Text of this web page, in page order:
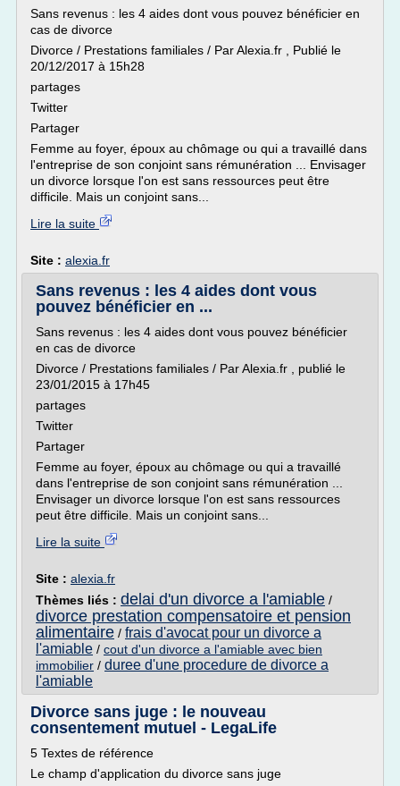
Sans revenus : les 4 aides dont vous pouvez bénéficier en
cas de divorce
Divorce / Prestations familiales / Par Alexia.fr , Publié le
20/12/2017 à 15h28
partages
Twitter
Partager
Femme au foyer, époux au chômage ou qui a travaillé dans
l'entreprise de son conjoint sans rémunération ... Envisager
un divorce lorsque l'on est sans ressources peut être
difficile. Mais un conjoint sans...
Lire la suite
Site : alexia.fr
Sans revenus : les 4 aides dont vous
pouvez bénéficier en ...
Sans revenus : les 4 aides dont vous pouvez bénéficier
en cas de divorce
Divorce / Prestations familiales / Par Alexia.fr , publié le
23/01/2015 à 17h45
partages
Twitter
Partager
Femme au foyer, époux au chômage ou qui a travaillé
dans l'entreprise de son conjoint sans rémunération ...
Envisager un divorce lorsque l'on est sans ressources
peut être difficile. Mais un conjoint sans...
Lire la suite
Site : alexia.fr
Thèmes liés : delai d'un divorce a l'amiable /
divorce prestation compensatoire et pension
alimentaire / frais d'avocat pour un divorce a
l'amiable / cout d'un divorce a l'amiable avec bien
immobilier / duree d'une procedure de divorce a
l'amiable
Divorce sans juge : le nouveau
consentement mutuel - LegaLife
5 Textes de référence
Le champ d'application du divorce sans juge